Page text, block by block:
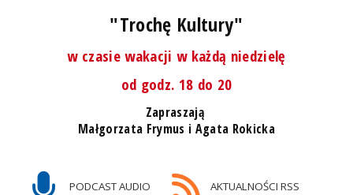
"Trochę Kultury"
w czasie wakacji w każdą niedzielę
od godz. 18 do 20
Zapraszają
Małgorzata Frymus i Agata Rokicka
PODCAST AUDIO AKTUALNOŚCI RSS